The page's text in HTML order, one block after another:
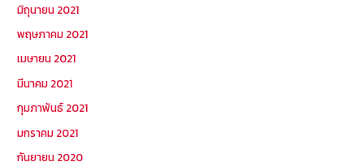
มิถุนายน 2021
พฤษภาคม 2021
เมษายน 2021
มีนาคม 2021
กุมภาพันธ์ 2021
มกราคม 2021
กันยายน 2020